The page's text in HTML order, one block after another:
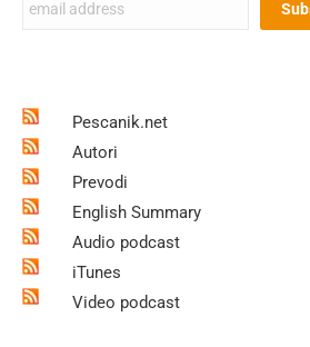
Pescanik.net
Autori
Prevodi
English Summary
Audio podcast
iTunes
Video podcast